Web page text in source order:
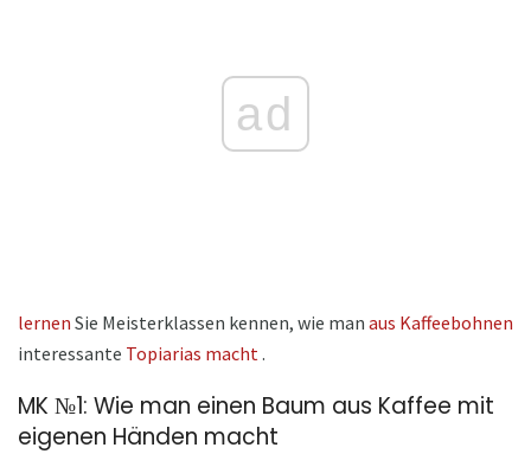
ad
lernen Sie Meisterklassen kennen, wie man aus Kaffeebohnen
interessante Topiarias macht .
MK №1: Wie man einen Baum aus Kaffee mit
eigenen Händen macht